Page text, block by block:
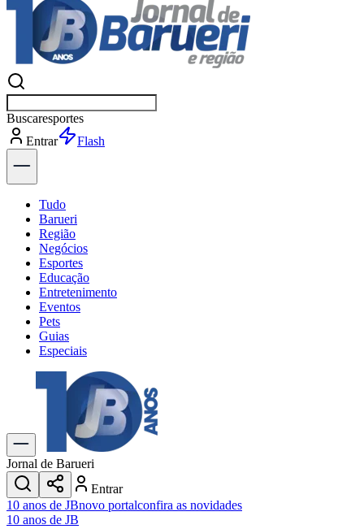
Buscarpolítica
Entrar
Explorar
Tudo
Barueri
Região
Negócios
Esportes
Educação
Entretenimento
Eventos
Pets
Guias
Especiais
Explore Tudo
Últimas Notícias
Previsão do Tempo
Trânsito e Rotas
Dia a Dia & Lazer
Transportes
Gastronomia
Cinema & Shows
JogosNovo
Jornal de Barueri
Entrar
10 anos de JBnovo portalconfira as novidades
10 anos de JB